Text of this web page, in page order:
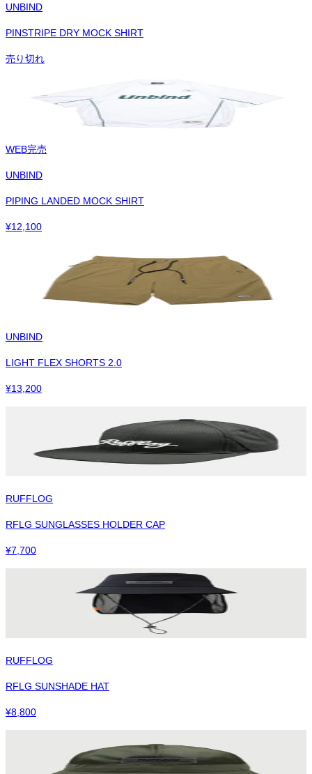
UNBIND
PINSTRIPE DRY MOCK SHIRT
売り切れ
WEB完売
UNBIND
PIPING LANDED MOCK SHIRT
¥12,100
UNBIND
LIGHT FLEX SHORTS 2.0
¥13,200
RUFFLOG
RFLG SUNGLASSES HOLDER CAP
¥7,700
RUFFLOG
RFLG SUNSHADE HAT
¥8,800